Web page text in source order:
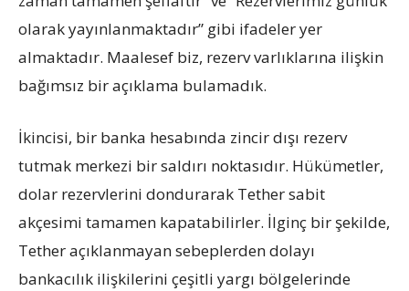
olarak yayınlanmaktadır” gibi ifadeler yer
almaktadır. Maalesef biz, rezerv varlıklarına ilişkin
bağımsız bir açıklama bulamadık.
İkincisi, bir banka hesabında zincir dışı rezerv
tutmak merkezi bir saldırı noktasıdır. Hükümetler,
dolar rezervlerini dondurarak Tether sabit
akçesimi tamamen kapatabilirler. İlginç bir şekilde,
Tether açıklanmayan sebeplerden dolayı
bankacılık ilişkilerini çeşitli yargı bölgelerinde